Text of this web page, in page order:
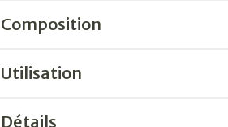
Composition
Utilisation
Détails